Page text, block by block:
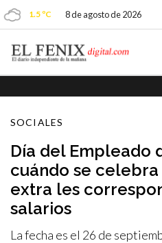
1.5 ºC 8 de agosto de 2026
SOCIALES
Día del Empleado
cuándo se
extra les
salarios
La fecha es el 26 de